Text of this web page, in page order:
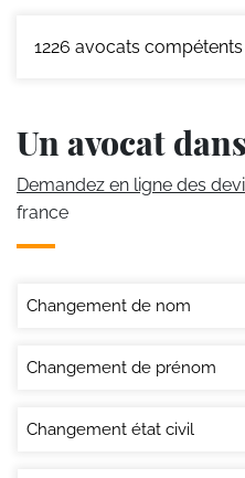
1226 avocats
Un avocat
Demandez en ligne des
france
Changement de nom
Changement de prénom
Changement état civil